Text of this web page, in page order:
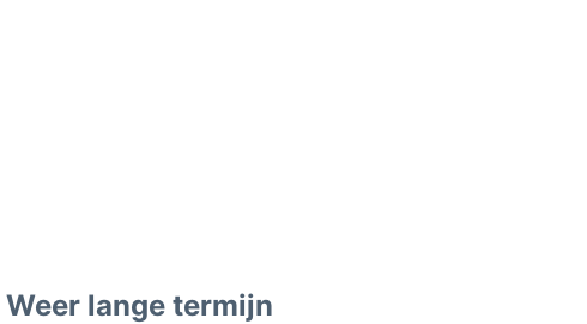
Weer lange termijn